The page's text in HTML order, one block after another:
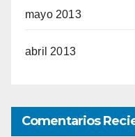
mayo 2013
abril 2013
Comentarios